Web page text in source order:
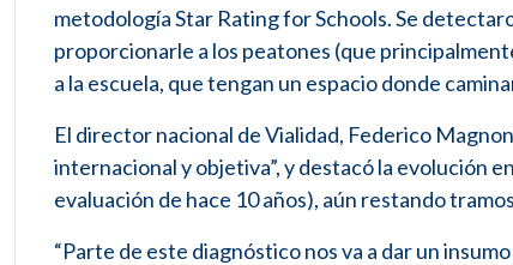
metodología Star Rating for Schools. Se
proporcionarle a los peatones (que
a la escuela, que tengan un espacio donde
El director nacional de Vialidad, Federico
internacional y objetiva”, y destacó la evolución
evaluación de hace 10 años), aún restando
“Parte de este diagnóstico nos va a dar un